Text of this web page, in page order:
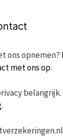
ons opnemen?
met ons op.
belangrijk.